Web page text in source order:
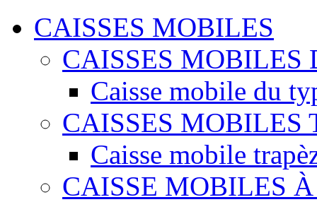
CAISSES MOBILES
CAISSES MOBILES
Caisse mobile du
CAISSES MOBILES
Caisse mobile
CAISSE MOBILES